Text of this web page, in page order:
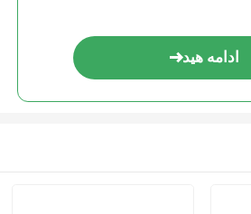
ادامه هید